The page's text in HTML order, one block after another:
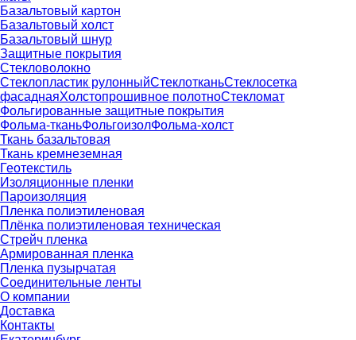
Базальтовый картон
Базальтовый холст
Базальтовый шнур
Защитные покрытия
Стекловолокно
Стеклопластик рулонныйСтеклотканьСтеклосетка
фасаднаяХолстопрошивное полотноСтекломат
Фольгированные защитные покрытия
Фольма-тканьФольгоизолФольма-холст
Ткань базальтовая
Ткань кремнеземная
Геотекстиль
Изоляционные пленки
Пароизоляция
Пленка полиэтиленовая
Плёнка полиэтиленовая техническая
Стрейч пленка
Армированная пленка
Пленка пузырчатая
Соединительные ленты
О компании
Доставка
Контакты